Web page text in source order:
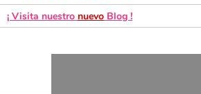
¡ Visita nuestro nuevo Blog !